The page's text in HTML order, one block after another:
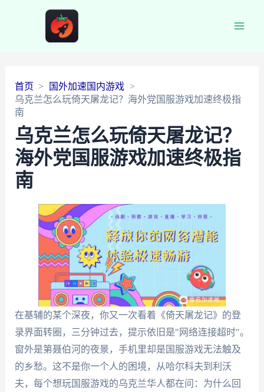
首页
国外加速国内游戏
乌克兰怎么玩倚天屠龙记？海外党国服游戏加速终极指
南
乌克兰怎么玩倚天屠龙记？
海外党国服游戏加速终极指
南
在基辅的某个深夜，你又一次看着《倚天屠龙记》的登
录界面转圈，三分钟过去，提示依旧是"网络连接超时"。
窗外是第聂伯河的夜景，手机里却是国服游戏无法触及
的乡愁。这不是你一个人的困境，从哈尔科夫到利沃
夫，每个想玩国服游戏的乌克兰华人都在问：为什么回